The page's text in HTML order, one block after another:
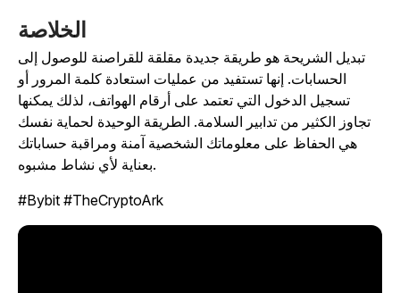
الخلاصة
تبديل الشريحة هو طريقة جديدة مقلقة للقراصنة للوصول إلى
الحسابات. إنها تستفيد من عمليات استعادة كلمة المرور أو
تسجيل الدخول التي تعتمد على أرقام الهواتف، لذلك يمكنها
تجاوز الكثير من تدابير السلامة. الطريقة الوحيدة لحماية نفسك
هي الحفاظ على معلوماتك الشخصية آمنة ومراقبة حساباتك
#Bybit #TheCryptoArk